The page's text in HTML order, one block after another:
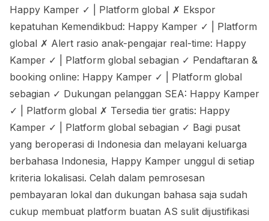
Happy Kamper ✓ | Platform global ✗ Ekspor
kepatuhan Kemendikbud: Happy Kamper ✓ | Platform
global ✗ Alert rasio anak-pengajar real-time: Happy
Kamper ✓ | Platform global sebagian ✓ Pendaftaran &
booking online: Happy Kamper ✓ | Platform global
sebagian ✓ Dukungan pelanggan SEA: Happy Kamper
✓ | Platform global ✗ Tersedia tier gratis: Happy
Kamper ✓ | Platform global sebagian ✓ Bagi pusat
yang beroperasi di Indonesia dan melayani keluarga
berbahasa Indonesia, Happy Kamper unggul di setiap
kriteria lokalisasi. Celah dalam pemrosesan
pembayaran lokal dan dukungan bahasa saja sudah
cukup membuat platform buatan AS sulit dijustifikasi